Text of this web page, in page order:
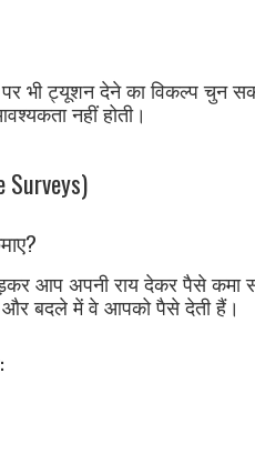
पर भी ट्यूशन देने का विकल्प
नहीं होती।
आप अपनी राय देकर पैसे कमा
और बदले में वे आपको पैसे देती हैं।